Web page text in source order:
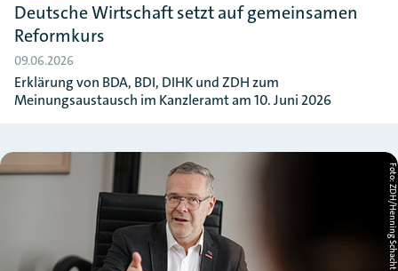
Deutsche Wirtschaft setzt auf gemeinsamen
Reformkurs
09.06.2026
Erklärung von BDA, BDI, DIHK und ZDH zum
Meinungsaustausch im Kanzleramt am 10. Juni 2026
Foto: ZDH/Henning Schacht